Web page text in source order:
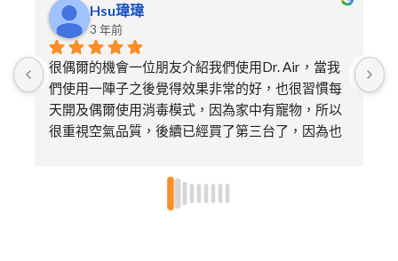
Hsu瑋瑋
3 年前
很偶爾的機會一位朋友介紹我們使用Dr. Air，當我
們使用一陣子之後覺得效果非常的好，也很習慣每
天開及偶爾使用消毒模式，因為家中有寵物，所以
很重視空氣品質，後續已經買了第三台了，因為也
換濾芯只需要定期的清潔即可，非常環保～～超推